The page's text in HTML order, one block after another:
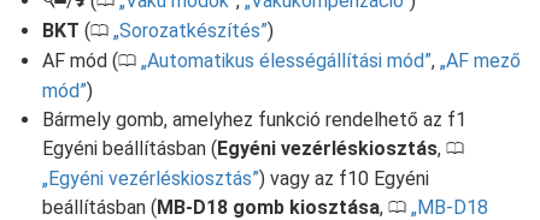
BKT (0 Sorozatkészítés )
AF mód (0 Automatikus élességállítási mód , AF mező
mód )
Bármely gomb, amelyhez funkció rendelhető az f1
Egyéni beállításban (Egyéni vezérléskiosztás, 0
Egyéni vezérléskiosztás ) vagy az f10 Egyéni
beállításban (MB-D18 gomb kiosztása, 0 MB-D18